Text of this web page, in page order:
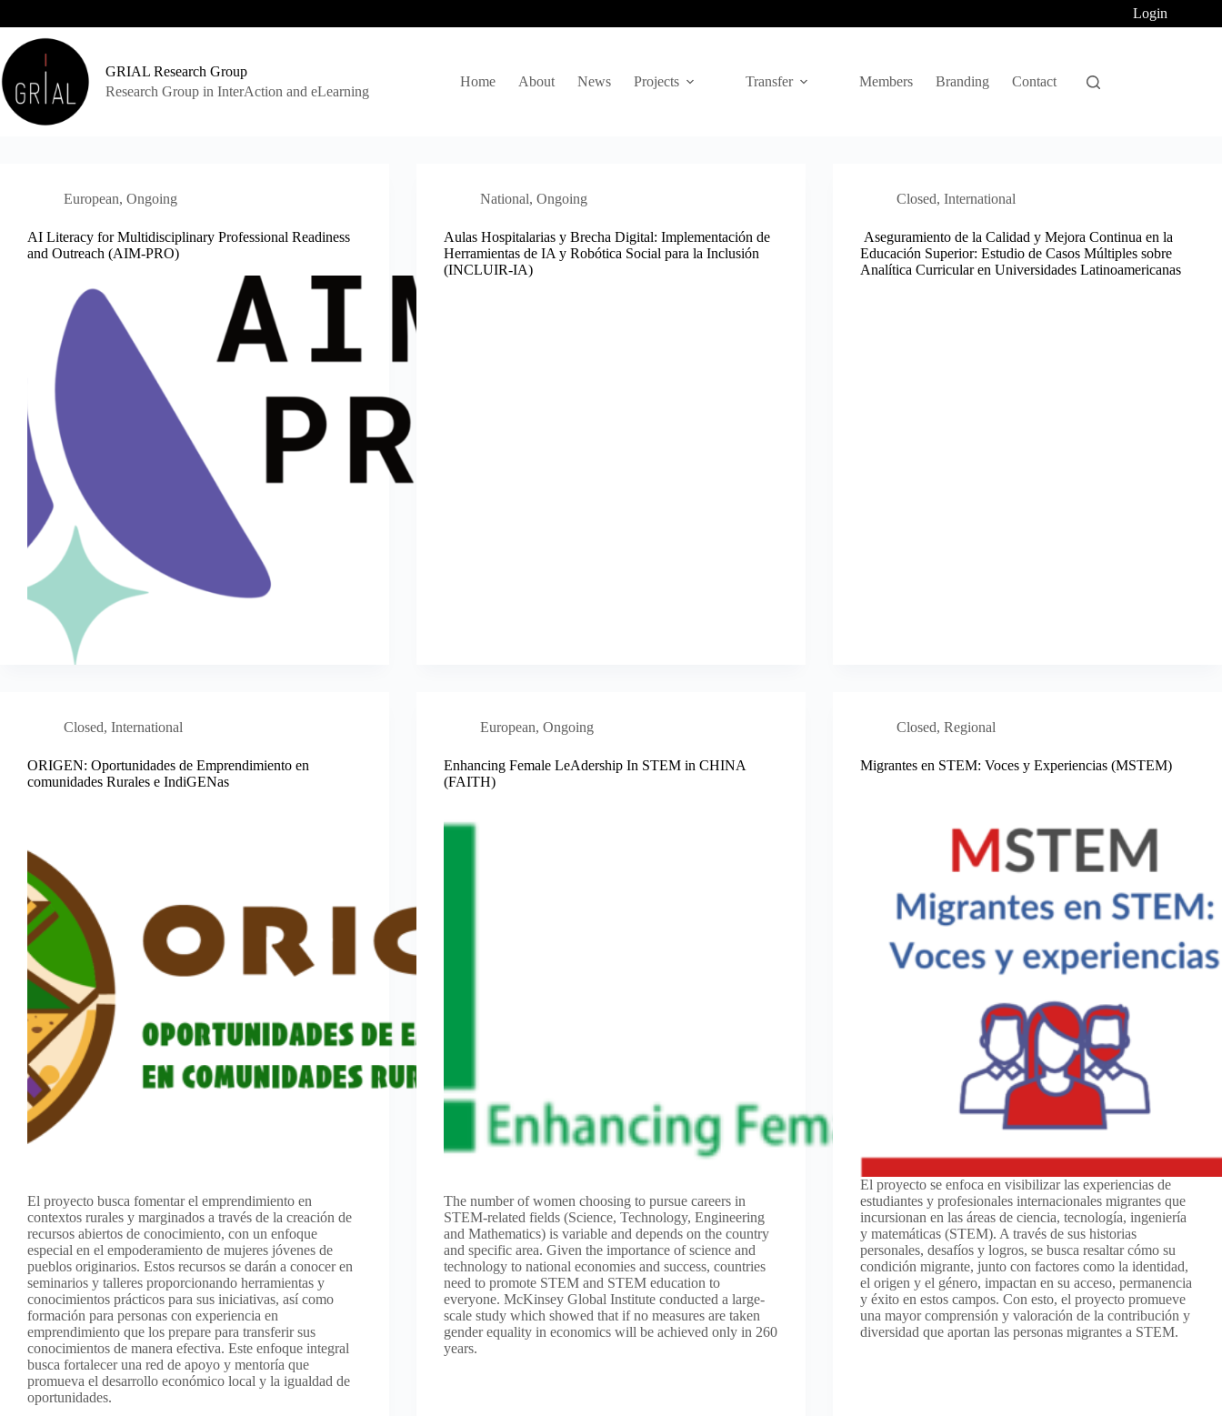
content
Login
GRIAL Research Group
Research Group in InterAction and eLearning
Home About News Projects Transfer Members Branding Contact
European, Ongoing
AI Literacy for Multidisciplinary Professional Readiness
and Outreach (AIM-PRO)
National, Ongoing
Aulas Hospitalarias y Brecha Digital: Implementación de
Herramientas de IA y Robótica Social para la Inclusión
(INCLUIR-IA)
Closed, International
Aseguramiento de la Calidad y Mejora Continua en la
Educación Superior: Estudio de Casos Múltiples sobre
Analítica Curricular en Universidades Latinoamericanas
Closed, International
ORIGEN: Oportunidades de Emprendimiento en
comunidades Rurales e IndiGENas
El proyecto busca fomentar el emprendimiento en
contextos rurales y marginados a través de la creación de
recursos abiertos de conocimiento, con un enfoque
especial en el empoderamiento de mujeres jóvenes de
pueblos originarios. Estos recursos se darán a conocer en
seminarios y talleres proporcionando herramientas y
conocimientos prácticos para sus iniciativas, así como
formación para personas con experiencia en
emprendimiento que los prepare para transferir sus
conocimientos de manera efectiva. Este enfoque integral
busca fortalecer una red de apoyo y mentoría que
promueva el desarrollo económico local y la igualdad de
oportunidades.
European, Ongoing
Enhancing Female LeAdership In STEM in CHINA
(FAITH)
The number of women choosing to pursue careers in
STEM-related fields (Science, Technology, Engineering
and Mathematics) is variable and depends on the country
and specific area. Given the importance of science and
technology to national economies and success, countries
need to promote STEM and STEM education to
everyone. McKinsey Global Institute conducted a large-
scale study which showed that if no measures are taken
gender equality in economics will be achieved only in 260
years.
Closed, Regional
Migrantes en STEM: Voces y Experiencias (MSTEM)
El proyecto se enfoca en visibilizar las experiencias de
estudiantes y profesionales internacionales migrantes que
incursionan en las áreas de ciencia, tecnología, ingeniería
y matemáticas (STEM). A través de sus historias
personales, desafíos y logros, se busca resaltar cómo su
condición migrante, junto con factores como la identidad,
el origen y el género, impactan en su acceso, permanencia
y éxito en estos campos. Con esto, el proyecto promueve
una mayor comprensión y valoración de la contribución y
diversidad que aportan las personas migrantes a STEM.